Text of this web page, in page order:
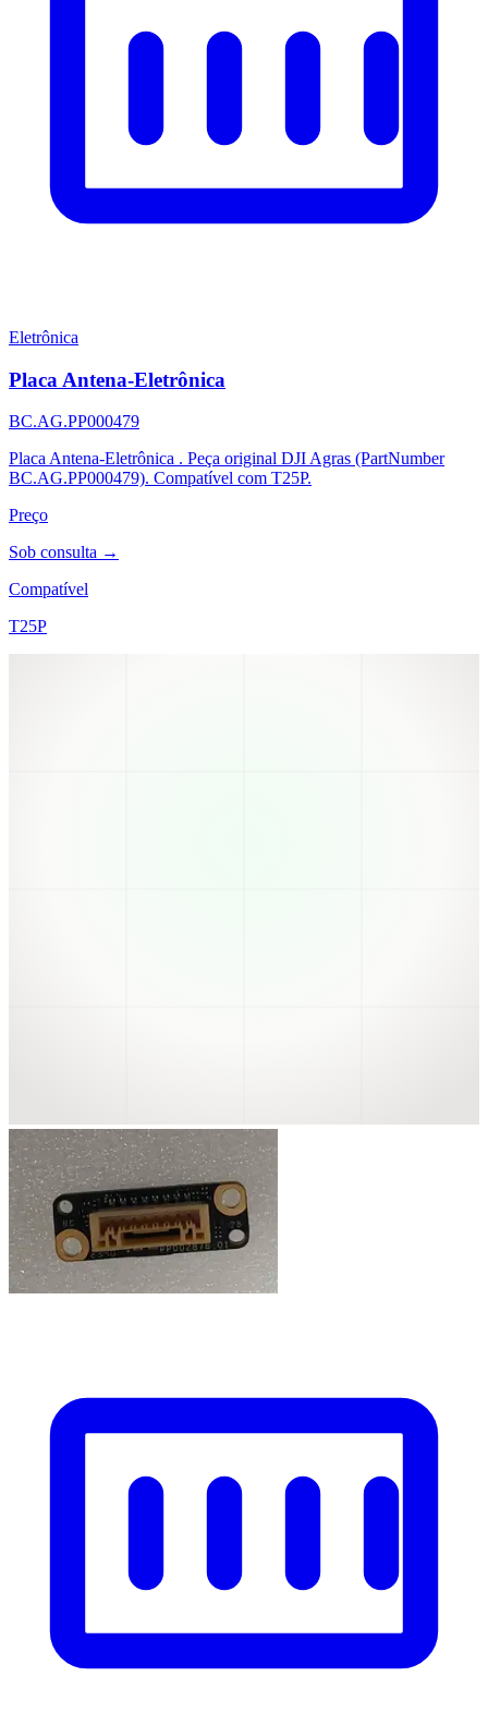
Eletrônica
Placa Antena-Eletrônica
BC.AG.PP000479
Placa Antena-Eletrônica . Peça original DJI Agras (PartNumber
BC.AG.PP000479). Compatível com T25P.
Preço
Sob consulta →
Compatível
T25P